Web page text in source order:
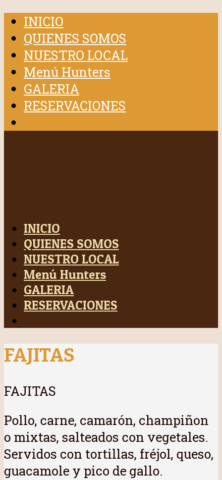
INICIO
QUIENES SOMOS
NUESTRO LOCAL
Menú Hunters
GALERIA
RESERVACIONES
INICIO
QUIENES SOMOS
NUESTRO LOCAL
Menú Hunters
GALERIA
RESERVACIONES
FAJITAS
FAJITAS
Pollo, carne, camarón, champiñon
o mixtas, salteados con vegetales.
Servidos con tortillas, fréjol, queso,
guacamole y pico de gallo.